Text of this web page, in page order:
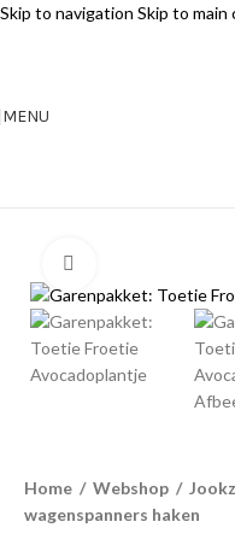
Skip to navigation Skip to
MENU
Home / Webshop /
wagenspanners haken